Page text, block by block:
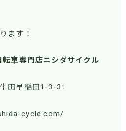
ます！
車専門店ニシダサイクル
田早稲田1-3-31
cycle.com/